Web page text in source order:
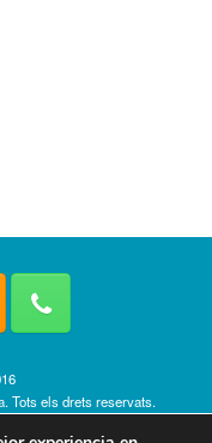
. Tots els drets reservats.